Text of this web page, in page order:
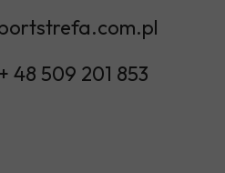
+ 48 509 201 853